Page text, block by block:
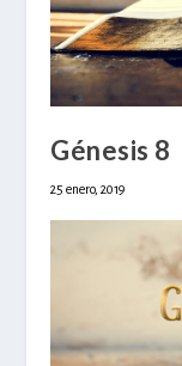
Génesis 8
25 enero, 2019